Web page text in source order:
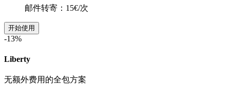
邮件转寄：15€/次
开始使用
-13%
Liberty
无额外费用的全包方案